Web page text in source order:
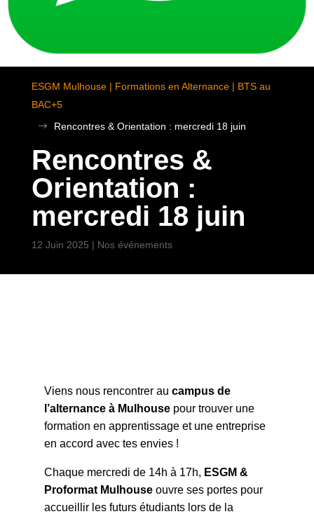
ESGM Mulhouse | Formations en Alternance | BTS au
BAC+5
$
Rencontres & Orientation : mercredi 18 juin
Rencontres &
Orientation :
mercredi 18 juin
12 Juin 2025 | Nos événements
Viens nous rencontrer au campus de
l’alternance à Mulhousepour trouver une
formation en apprentissage et une entreprise
en accord avec tes envies !
Chaque mercredi de 14h à 17h, ESGM &
Proformat Mulhouseouvre ses portes pour
accueillir les futurs étudiants lors de la